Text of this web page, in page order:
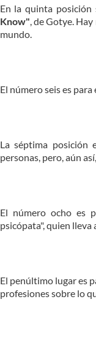
En la quinta posición
Know" , de Gotye.
mundo.
El número seis es para
La séptima posición
personas, pero, aún
El número ocho es
psicópata", quien
El penúltimo lugar es
profesiones sobre lo